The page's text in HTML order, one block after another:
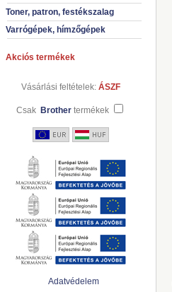
Toner, patron, festékszalag
Varrógépek, hímzőgépek
Akciós termékek
Vásárlási feltételek: ÁSZF
Csak Brother termékek
Adatvédelem